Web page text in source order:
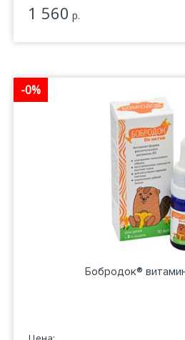
1 560 р.
-0%
Бобродок®